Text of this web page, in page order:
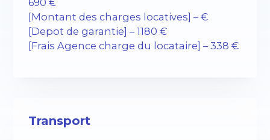
[Montant des charges locatives] – €
[Depot de garantie] – 1180 €
[Frais Agence charge du locataire] – 338 €
Transport